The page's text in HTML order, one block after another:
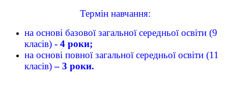
Термін навчання:
на основі базової загальної середньої освіти (9
класів) - 4 роки;
на основі повної загальної середньої освіти (11
класів)– 3 роки.